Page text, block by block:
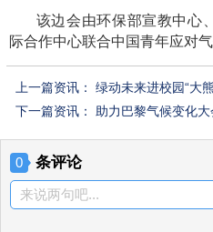
该边会由环保部宣教中心
际合作中心联合中国青年应对
上一篇资讯： 绿动未来进校园“大
下一篇资讯： 助力巴黎气候变化
0 条评论
来说两句吧...